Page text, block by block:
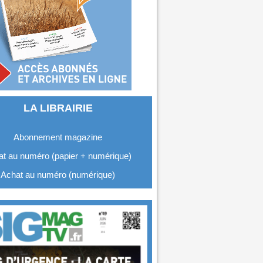
LA LIBRAIRIE
Abonnement magazine
au numéro (papier + numérique)
Achat au numéro (numérique)